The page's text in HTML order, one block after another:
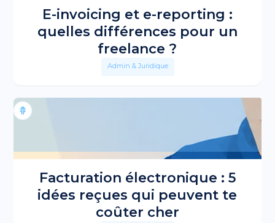
E-invoicing et e-reporting :
quelles différences pour un
freelance ?
Admin & Juridique
Facturation électronique : 5
idées reçues qui peuvent te
coûter cher